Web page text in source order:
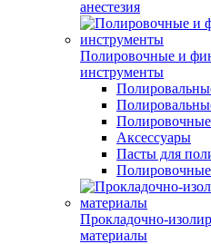
анестезия
Полировочные и
инструменты
Аксессуары
Пасты для
Прокладочно-
материалы